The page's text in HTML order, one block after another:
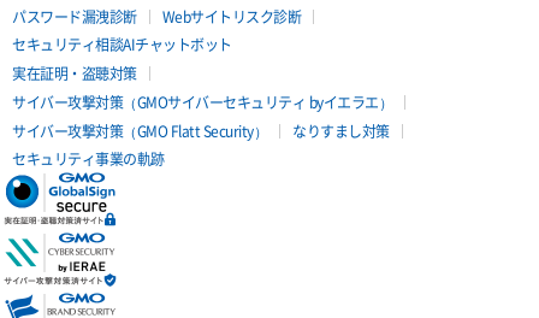
パスワード漏洩診断
Webサイトリスク診断
セキュリティ相談AIチャットボット
実在証明・盗聴対策
サイバー攻撃対策（GMOサイバーセキュリティ byイエラエ）
サイバー攻撃対策（GMO Flatt Security）
なりすまし対策
セキュリティ事業の軌跡